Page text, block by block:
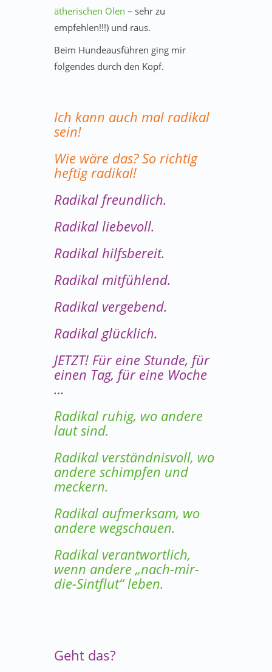
ätherischen Ölen – sehr zu
empfehlen!!!) und raus.
Beim Hundeausführen ging mir
folgendes durch den Kopf.
Ich kann auch mal radikal
sein!
Wie wäre das? So richtig
heftig radikal!
Radikal freundlich.
Radikal liebevoll.
Radikal hilfsbereit.
Radikal mitfühlend.
Radikal vergebend.
Radikal glücklich.
JETZT! Für eine Stunde, für
einen Tag, für eine Woche
…
Radikal ruhig, wo andere
laut sind.
Radikal verständnisvoll, wo
andere schimpfen und
meckern.
Radikal aufmerksam, wo
andere wegschauen.
Radikal verantwortlich,
wenn andere „nach-mir-
die-Sintflut“ leben.
Geht das?